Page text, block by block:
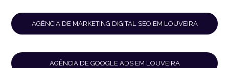
AGÊNCIA DE MARKETING DIGITAL SEO EM LOUVEIRA
AGÊNCIA DE GOOGLE ADS EM LOUVEIRA